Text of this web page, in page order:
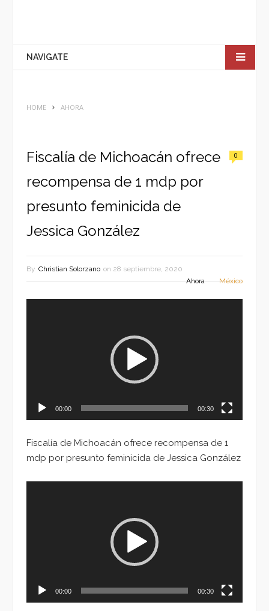
NAVIGATE
HOME AHORA
Fiscalía de Michoacán ofrece
recompensa de 1 mdp por
presunto feminicida de
Jessica González
0
By Christian Solorzano on 28 septiembre, 2020
Ahora
México
00:00 00:30
Fiscalía de Michoacán ofrece recompensa de 1
mdp por presunto feminicida de Jessica González
00:00 00:30